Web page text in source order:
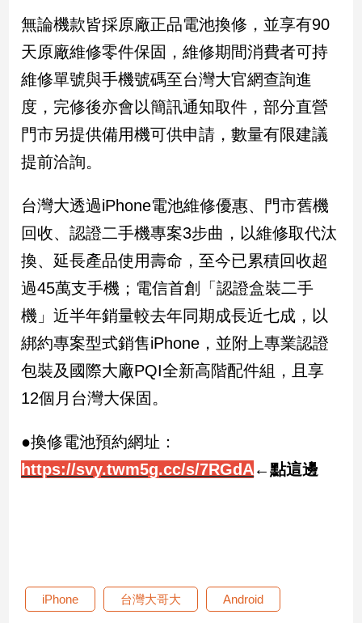
建
室
內
設
計
旅
美
星
座/
命
理
消
健
康/
子/
感
藝
術
／
薦
科
無論機款皆採原廠正品電池換修，並享有90
天原廠維修零件保固，維修期間消費者可持
維修單號與手機號碼至台灣大官網查詢進
度，完修後亦會以簡訊通知取件，部分直營
門市另提供備用機可供申請，數量有限建議
提前洽詢。
台灣大透過iPhone電池維修優惠、門市舊機
回收、認證二手機專案3步曲，以維修取代汰
換、延長產品使用壽命，至今已累積回收超
過45萬支手機；電信首創「認證盒裝二手
機」近半年銷量較去年同期成長近七成，以
綁約專案型式銷售iPhone，並附上專業認證
包裝及國際大廠PQI全新高階配件組，且享
12個月台灣大保固。
●換修電池預約網址：
https://svy.twm5g.cc/s/7RGdA←點這邊
iPhone 台灣大哥大 Andr​​oid